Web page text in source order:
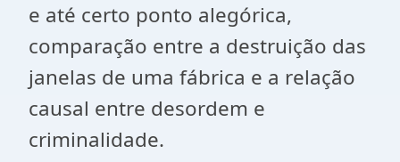
e até certo ponto alegórica,
comparação entre a destruição das
janelas de uma fábrica e a relação
causal entre desordem e
criminalidade.